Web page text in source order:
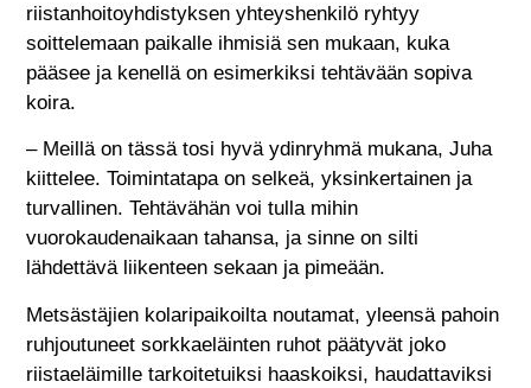
riistanhoitoyhdistyksen yhteyshenkilö ryhtyy
soittelemaan paikalle ihmisiä sen mukaan, kuka
pääsee ja kenellä on esimerkiksi tehtävään sopiva
koira.
– Meillä on tässä tosi hyvä ydinryhmä mukana, Juha
kiittelee. Toimintatapa on selkeä, yksinkertainen ja
turvallinen. Tehtävähän voi tulla mihin
vuorokaudenaikaan tahansa, ja sinne on silti
lähdettävä liikenteen sekaan ja pimeään.
Metsästäjien kolaripaikoilta noutamat, yleensä pahoin
ruhjoutuneet sorkkaeläinten ruhot päätyvät joko
riistaeläimille tarkoitetuiksi haaskoiksi, haudattaviksi